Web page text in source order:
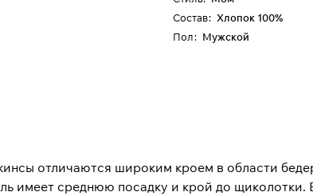
Состав: Хлопок 100%
Пол: Мужской
отличаются широким кроем в области
имеет среднюю посадку и крой до щиколотки.